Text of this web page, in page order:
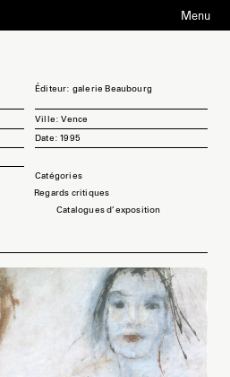
Menu
Éditeur: galerie Beaubourg
Ville: Vence
Date: 1995
Regards critiques
Catalogues d'exposition